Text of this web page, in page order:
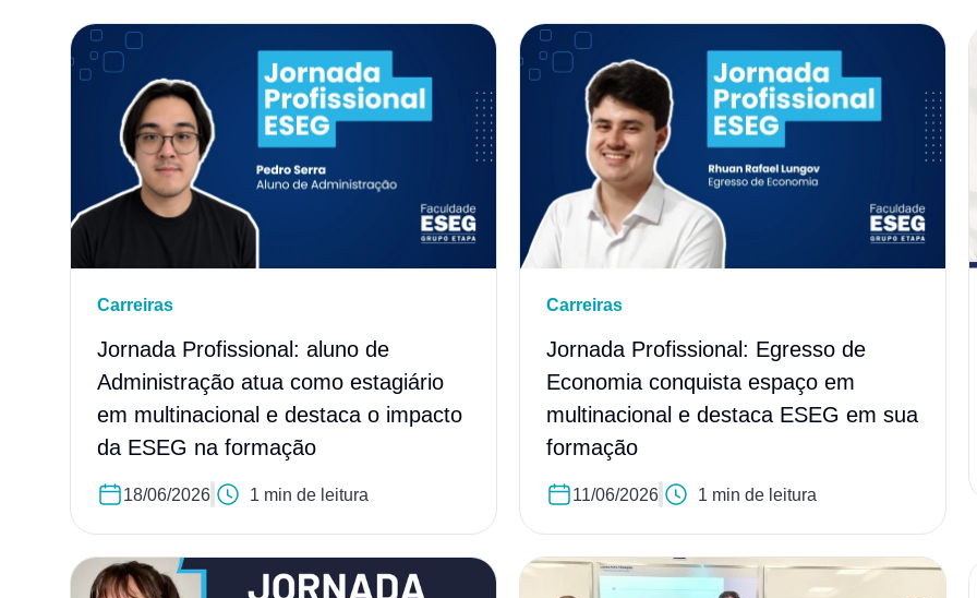
Carreiras
Jornada Profissional: aluno de
Administração atua como estagiário
em multinacional e destaca o impacto
da ESEG na formação
18/06/2026 1 min de leitura
Carreiras
Jornada Profissional: Egresso de
Economia conquista espaço em
multinacional e destaca ESEG em sua
formação
11/06/2026 1 min de leitura